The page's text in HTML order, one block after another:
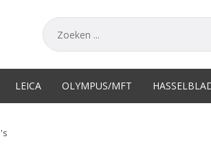
LEICA OLYMPUS/MFT